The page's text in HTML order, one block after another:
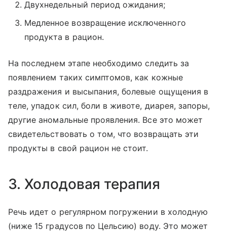
Двухнедельный период ожидания;
Медленное возвращение исключенного
продукта в рацион.
На последнем этапе необходимо следить за
появлением таких симптомов, как кожные
раздражения и высыпания, болевые ощущения в
теле, упадок сил, боли в животе, диарея, запоры,
другие аномальные проявления. Все это может
свидетельствовать о том, что возвращать эти
продукты в свой рацион не стоит.
3. Холодовая терапия
Речь идет о регулярном погружении в холодную
(ниже 15 градусов по Цельсию) воду. Это может